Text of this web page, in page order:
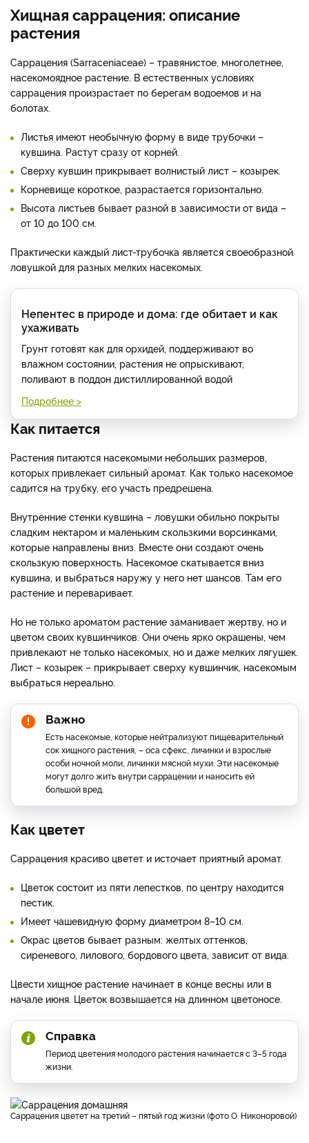
Хищная саррацения: описание
растения
Саррацения (Sarraceniaceae) – травянистое, многолетнее,
насекомоядное растение. В естественных условиях
саррацения произрастает по берегам водоемов и на
болотах.
Листья имеют необычную форму в виде трубочки –
кувшина. Растут сразу от корней.
Сверху кувшин прикрывает волнистый лист – козырек.
Корневище короткое, разрастается горизонтально.
Высота листьев бывает разной в зависимости от вида –
от 10 до 100 см.
Практически каждый лист-трубочка является своеобразной
ловушкой для разных мелких насекомых.
Непентес в природе и дома: где обитает и как
ухаживать
Грунт готовят как для орхидей, поддерживают во
влажном состоянии, растения не опрыскивают,
поливают в поддон дистиллированной водой
Подробнее >
Как питается
Растения питаются насекомыми небольших размеров,
которых привлекает сильный аромат. Как только насекомое
садится на трубку, его участь предрешена.
Внутренние стенки кувшина – ловушки обильно покрыты
сладким нектаром и маленьким скользкими ворсинками,
которые направлены вниз. Вместе они создают очень
скользкую поверхность. Насекомое скатывается вниз
кувшина, и выбраться наружу у него нет шансов. Там его
растение и переваривает.
Но не только ароматом растение заманивает жертву, но и
цветом своих кувшинчиков. Они очень ярко окрашены, чем
привлекают не только насекомых, но и даже мелких лягушек.
Лист – козырек – прикрывает сверху кувшинчик, насекомым
выбраться нереально.
Важно
Есть насекомые, которые нейтрализуют пищеварительный
сок хищного растения, – оса сфекс, личинки и взрослые
особи ночной моли, личинки мясной мухи. Эти насекомые
могут долго жить внутри саррацении и наносить ей
большой вред.
Как цветет
Саррацения красиво цветет и источает приятный аромат.
Цветок состоит из пяти лепестков, по центру находится
пестик.
Имеет чашевидную форму диаметром 8–10 см.
Окрас цветов бывает разным: желтых оттенков,
сиреневого, лилового, бордового цвета, зависит от вида.
Цвести хищное растение начинает в конце весны или в
начале июня. Цветок возвышается на длинном цветоносе.
Справка
Период цветения молодого растения начинается с 3–5 года
жизни.
Саррацения цветет на третий – пятый год жизни (фото О. Никоноровой)